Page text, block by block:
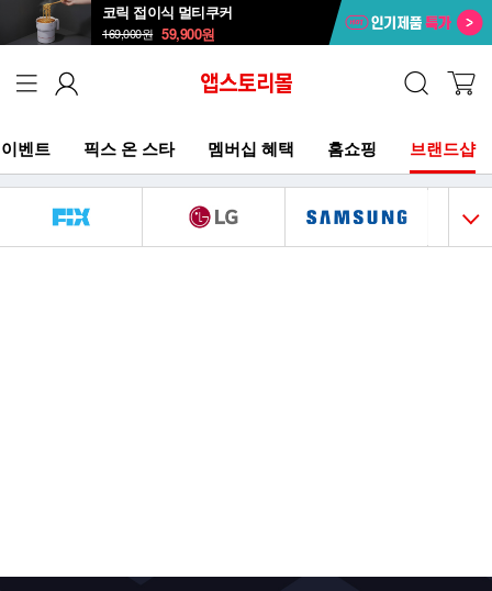
코릭 접이식 멀티쿠커
169,000원 59,900원
이벤트 픽스 온 스타 멤버십 혜택 홈쇼핑 브랜드샵